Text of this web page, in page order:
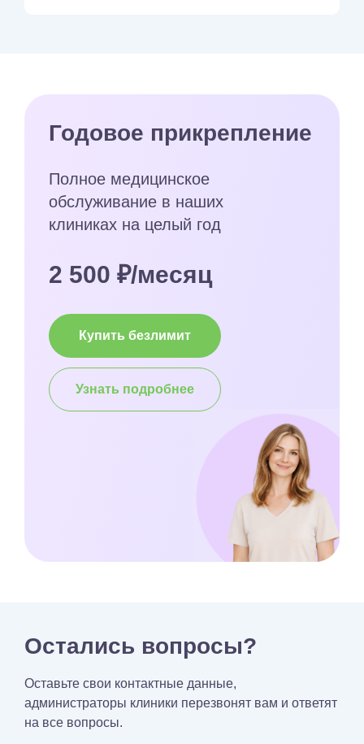
Годовое прикрепление
Полное медицинское
обслуживание в наших
клиниках на целый год
2 500 ₽/месяц
Купить безлимит
Узнать подробнее
Остались вопросы?
Оставьте свои контактные данные,
администраторы клиники перезвонят вам и ответят
на все вопросы.